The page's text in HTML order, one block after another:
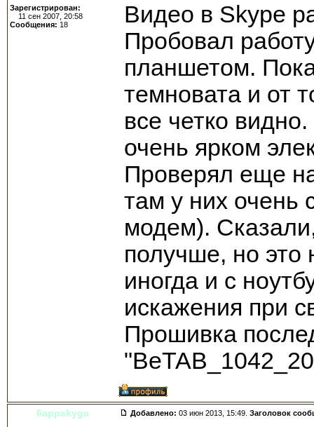
Зарегистрирован:
11 сен 2007, 20:58
Сообщения: 18
Видео в Skype
Пробовал
планшетом.
темновата и от
все четко
очень ярком
Проверял еще
там у них очень
модем).
получше, но это
иногда и с
искажения при
Прошивка
6appakyga Добавлено: 03 июн 2013, 15:49. Заголовок